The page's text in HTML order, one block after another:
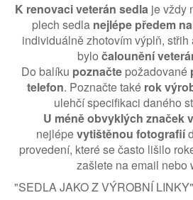
K renovaci veterán sedlaje vždy
plech sedla nejlépe předem
individuálně zhotovím výplň,
bylo čalounění
Do balíku poznačtepožadované
telefon. Poznačte takérok
ulehčí specifikaci daného
U méně obvyklých značek
nejlépevytištěnou fotografií
provedení, které se často lišilo
zašlete na email nebo
"SEDLA JAKO Z VÝROBNÍ LINKY"